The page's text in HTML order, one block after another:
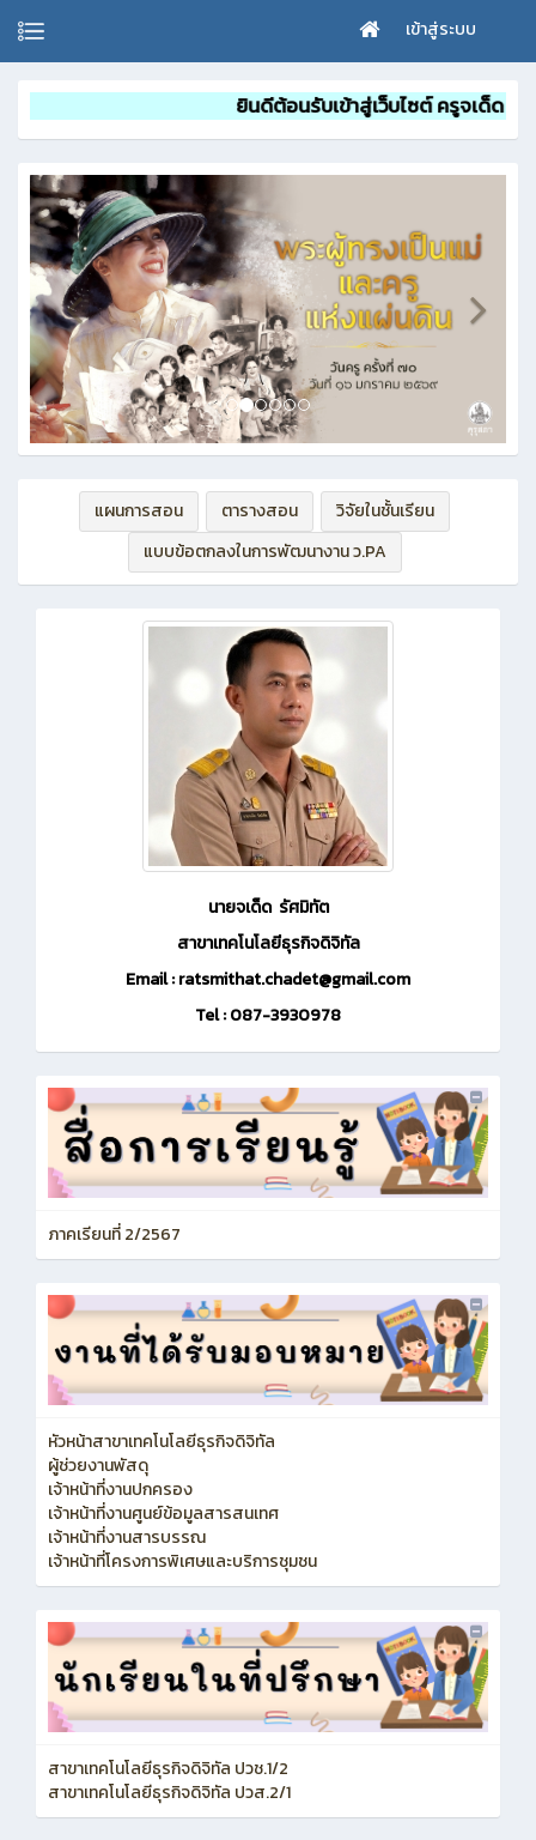
เข้าสู่ระบบ
ยินดีต้อนรับเข้าสู่เว็บไซต์ ครูจเด็ด รัศมิทัต สาขาวิชาเท
แผนการสอน ตารางสอน
วิจัยในชั้นเรียน
แบบข้อตกลงในการพัฒนางาน ว.PA
นายจเด็ด รัศมิทัต
สาขาเทคโนโลยีธุรกิจดิจิทัล
Email : ratsmithat.chadet@gmail.com
Tel : 087-3930978
ภาคเรียนที่ 2/2567
หัวหน้าสาขาเทคโนโลยีธุรกิจดิจิทัล
ผู้ช่วยงานพัสดุ
เจ้าหน้าที่งานปกครอง
เจ้าหน้าที่งานศูนย์ข้อมูลสารสนเทศ
เจ้าหน้าที่งานสารบรรณ
เจ้าหน้าที่โครงการพิเศษและบริการชุมชน
สาขาเทคโนโลยีธุรกิจดิจิทัล ปวช.1/2
สาขาเทคโนโลยีธุรกิจดิจิทัล ปวส.2/1